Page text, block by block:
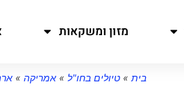
מזון ומשקאות
בית »טיולים בחו"ל »אמריקה »